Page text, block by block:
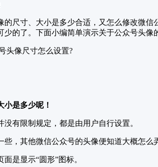
的尺寸、大小是多少合适，又怎么修改微
少的了。下面小编简单演示关于公众号头像
小是多少呢！
有限制规定，都是由用户自行设置。
，其他微信公众号的头像便知道大概怎么
是显示“圆形”图标。